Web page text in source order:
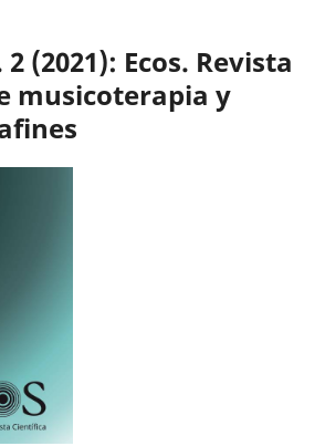
(2021): Ecos. Revista
musicoterapia y